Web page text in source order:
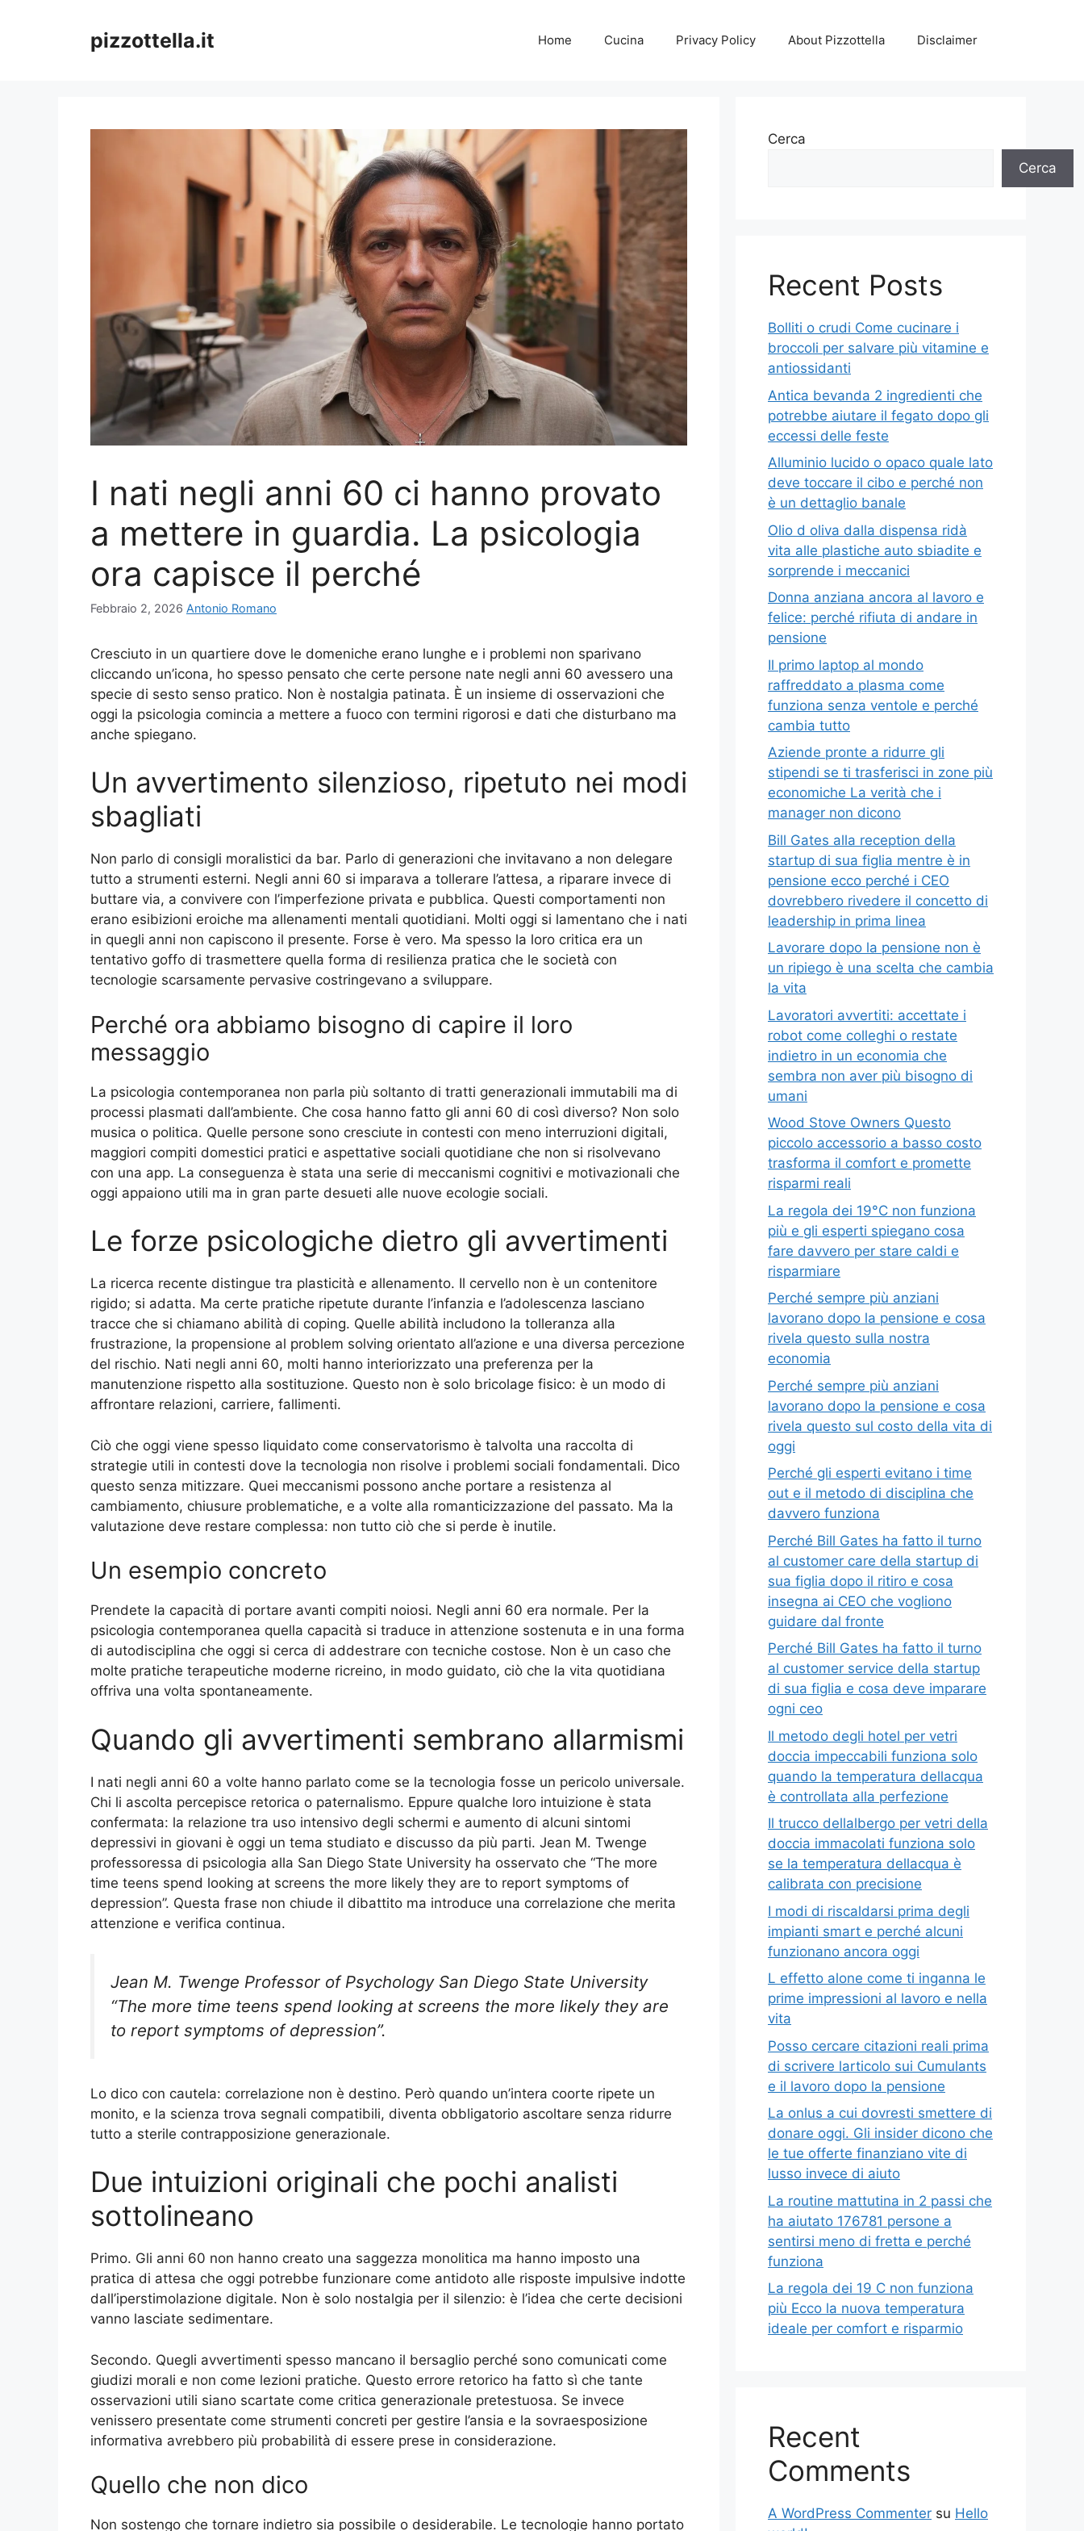
pizzottella.it Home Cucina Privacy Policy About Pizzottella Disclaimer
I nati negli anni 60 ci hanno provato
a mettere in guardia. La psicologia
ora capisce il perché
Febbraio 2, 2026 Antonio Romano
Cresciuto in un quartiere dove le domeniche erano lunghe e i problemi non sparivano
cliccando un’icona, ho spesso pensato che certe persone nate negli anni 60 avessero una
specie di sesto senso pratico. Non è nostalgia patinata. È un insieme di osservazioni che
oggi la psicologia comincia a mettere a fuoco con termini rigorosi e dati che disturbano ma
anche spiegano.
Un avvertimento silenzioso, ripetuto nei modi
sbagliati
Non parlo di consigli moralistici da bar. Parlo di generazioni che invitavano a non delegare
tutto a strumenti esterni. Negli anni 60 si imparava a tollerare l’attesa, a riparare invece di
buttare via, a convivere con l’imperfezione privata e pubblica. Questi comportamenti non
erano esibizioni eroiche ma allenamenti mentali quotidiani. Molti oggi si lamentano che i nati
in quegli anni non capiscono il presente. Forse è vero. Ma spesso la loro critica era un
tentativo goffo di trasmettere quella forma di resilienza pratica che le società con
tecnologie scarsamente pervasive costringevano a sviluppare.
Perché ora abbiamo bisogno di capire il loro
messaggio
La psicologia contemporanea non parla più soltanto di tratti generazionali immutabili ma di
processi plasmati dall’ambiente. Che cosa hanno fatto gli anni 60 di così diverso? Non solo
musica o politica. Quelle persone sono cresciute in contesti con meno interruzioni digitali,
maggiori compiti domestici pratici e aspettative sociali quotidiane che non si risolvevano
con una app. La conseguenza è stata una serie di meccanismi cognitivi e motivazionali che
oggi appaiono utili ma in gran parte desueti alle nuove ecologie sociali.
Le forze psicologiche dietro gli avvertimenti
La ricerca recente distingue tra plasticità e allenamento. Il cervello non è un contenitore
rigido; si adatta. Ma certe pratiche ripetute durante l’infanzia e l’adolescenza lasciano
tracce che si chiamano abilità di coping. Quelle abilità includono la tolleranza alla
frustrazione, la propensione al problem solving orientato all’azione e una diversa percezione
del rischio. Nati negli anni 60, molti hanno interiorizzato una preferenza per la
manutenzione rispetto alla sostituzione. Questo non è solo bricolage fisico: è un modo di
affrontare relazioni, carriere, fallimenti.
Ciò che oggi viene spesso liquidato come conservatorismo è talvolta una raccolta di
strategie utili in contesti dove la tecnologia non risolve i problemi sociali fondamentali. Dico
questo senza mitizzare. Quei meccanismi possono anche portare a resistenza al
cambiamento, chiusure problematiche, e a volte alla romanticizzazione del passato. Ma la
valutazione deve restare complessa: non tutto ciò che si perde è inutile.
Un esempio concreto
Prendete la capacità di portare avanti compiti noiosi. Negli anni 60 era normale. Per la
psicologia contemporanea quella capacità si traduce in attenzione sostenuta e in una forma
di autodisciplina che oggi si cerca di addestrare con tecniche costose. Non è un caso che
molte pratiche terapeutiche moderne ricreino, in modo guidato, ciò che la vita quotidiana
offriva una volta spontaneamente.
Quando gli avvertimenti sembrano allarmismi
I nati negli anni 60 a volte hanno parlato come se la tecnologia fosse un pericolo universale.
Chi li ascolta percepisce retorica o paternalismo. Eppure qualche loro intuizione è stata
confermata: la relazione tra uso intensivo degli schermi e aumento di alcuni sintomi
depressivi in giovani è oggi un tema studiato e discusso da più parti. Jean M. Twenge
professoressa di psicologia alla San Diego State University ha osservato che “The more
time teens spend looking at screens the more likely they are to report symptoms of
depression”. Questa frase non chiude il dibattito ma introduce una correlazione che merita
attenzione e verifica continua.
Jean M. Twenge Professor of Psychology San Diego State University
“The more time teens spend looking at screens the more likely they are
to report symptoms of depression”.
Lo dico con cautela: correlazione non è destino. Però quando un’intera coorte ripete un
monito, e la scienza trova segnali compatibili, diventa obbligatorio ascoltare senza ridurre
tutto a sterile contrapposizione generazionale.
Due intuizioni originali che pochi analisti
sottolineano
Primo. Gli anni 60 non hanno creato una saggezza monolitica ma hanno imposto una
pratica di attesa che oggi potrebbe funzionare come antidoto alle risposte impulsive indotte
dall’iperstimolazione digitale. Non è solo nostalgia per il silenzio: è l’idea che certe decisioni
vanno lasciate sedimentare.
Secondo. Quegli avvertimenti spesso mancano il bersaglio perché sono comunicati come
giudizi morali e non come lezioni pratiche. Questo errore retorico ha fatto sì che tante
osservazioni utili siano scartate come critica generazionale pretestuosa. Se invece
venissero presentate come strumenti concreti per gestire l’ansia e la sovraesposizione
informativa avrebbero più probabilità di essere prese in considerazione.
Quello che non dico
Non sostengo che tornare indietro sia possibile o desiderabile. Le tecnologie hanno portato
Cerca
Cerca
Recent Posts
Bolliti o crudi Come cucinare i
broccoli per salvare più vitamine e
antiossidanti
Antica bevanda 2 ingredienti che
potrebbe aiutare il fegato dopo gli
eccessi delle feste
Alluminio lucido o opaco quale lato
deve toccare il cibo e perché non
è un dettaglio banale
Olio d oliva dalla dispensa ridà
vita alle plastiche auto sbiadite e
sorprende i meccanici
Donna anziana ancora al lavoro e
felice: perché rifiuta di andare in
pensione
Il primo laptop al mondo
raffreddato a plasma come
funziona senza ventole e perché
cambia tutto
Aziende pronte a ridurre gli
stipendi se ti trasferisci in zone più
economiche La verità che i
manager non dicono
Bill Gates alla reception della
startup di sua figlia mentre è in
pensione ecco perché i CEO
dovrebbero rivedere il concetto di
leadership in prima linea
Lavorare dopo la pensione non è
un ripiego è una scelta che cambia
la vita
Lavoratori avvertiti: accettate i
robot come colleghi o restate
indietro in un economia che
sembra non aver più bisogno di
umani
Wood Stove Owners Questo
piccolo accessorio a basso costo
trasforma il comfort e promette
risparmi reali
La regola dei 19°C non funziona
più e gli esperti spiegano cosa
fare davvero per stare caldi e
risparmiare
Perché sempre più anziani
lavorano dopo la pensione e cosa
rivela questo sulla nostra
economia
Perché sempre più anziani
lavorano dopo la pensione e cosa
rivela questo sul costo della vita di
oggi
Perché gli esperti evitano i time
out e il metodo di disciplina che
davvero funziona
Perché Bill Gates ha fatto il turno
al customer care della startup di
sua figlia dopo il ritiro e cosa
insegna ai CEO che vogliono
guidare dal fronte
Perché Bill Gates ha fatto il turno
al customer service della startup
di sua figlia e cosa deve imparare
ogni ceo
Il metodo degli hotel per vetri
doccia impeccabili funziona solo
quando la temperatura dellacqua
è controllata alla perfezione
Il trucco dellalbergo per vetri della
doccia immacolati funziona solo
se la temperatura dellacqua è
calibrata con precisione
I modi di riscaldarsi prima degli
impianti smart e perché alcuni
funzionano ancora oggi
L effetto alone come ti inganna le
prime impressioni al lavoro e nella
vita
Posso cercare citazioni reali prima
di scrivere larticolo sui Cumulants
e il lavoro dopo la pensione
La onlus a cui dovresti smettere di
donare oggi. Gli insider dicono che
le tue offerte finanziano vite di
lusso invece di aiuto
La routine mattutina in 2 passi che
ha aiutato 176781 persone a
sentirsi meno di fretta e perché
funziona
La regola dei 19 C non funziona
più Ecco la nuova temperatura
ideale per comfort e risparmio
Recent
Comments
A WordPress Commenter su Hello